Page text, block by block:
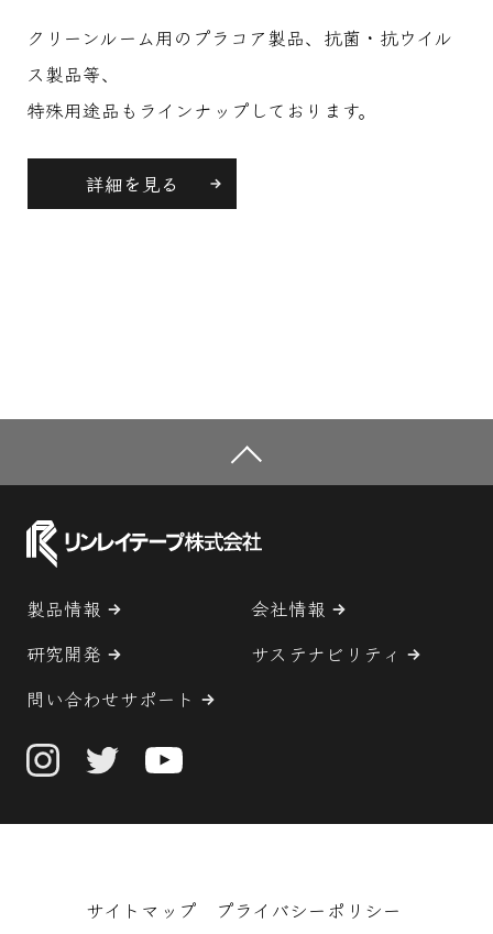
クリーンルーム用のプラコア製品、抗菌・抗ウイル
ス製品等、
特殊用途品もラインナップしております。
詳細を見る
製品情報
会社情報
研究開発
サステナビリティ
問い合わせサポート
サイトマップ プライバシーポリシー